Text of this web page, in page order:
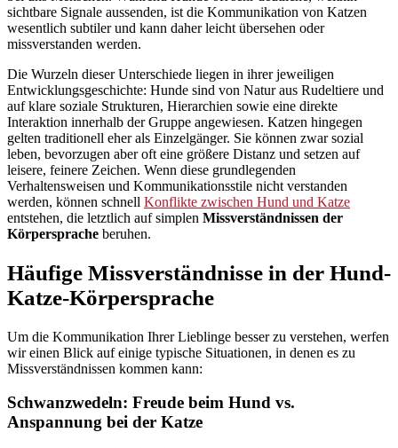
sichtbare Signale aussenden, ist die Kommunikation von Katzen
wesentlich subtiler und kann daher leicht übersehen oder
missverstanden werden.
Die Wurzeln dieser Unterschiede liegen in ihrer jeweiligen
Entwicklungsgeschichte: Hunde sind von Natur aus Rudeltiere und
auf klare soziale Strukturen, Hierarchien sowie eine direkte
Interaktion innerhalb der Gruppe angewiesen. Katzen hingegen
gelten traditionell eher als Einzelgänger. Sie können zwar sozial
leben, bevorzugen aber oft eine größere Distanz und setzen auf
leisere, feinere Zeichen. Wenn diese grundlegenden
Verhaltensweisen und Kommunikationsstile nicht verstanden
werden, können schnell Konflikte zwischen Hund und Katze
entstehen, die letztlich auf simplen Missverständnissen der
Körpersprache beruhen.
Häufige Missverständnisse in der Hund-
Katze-Körpersprache
Um die Kommunikation Ihrer Lieblinge besser zu verstehen, werfen
wir einen Blick auf einige typische Situationen, in denen es zu
Missverständnissen kommen kann:
Schwanzwedeln: Freude beim Hund vs.
Anspannung bei der Katze